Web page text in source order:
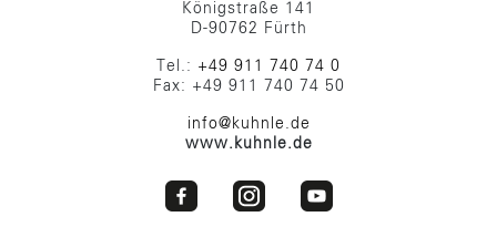
Königstraße 141
D-90762 Fürth
Tel.: +49 911 740 74 0
Fax: +49 911 740 74 50
info@kuhnle.de
www.kuhnle.de